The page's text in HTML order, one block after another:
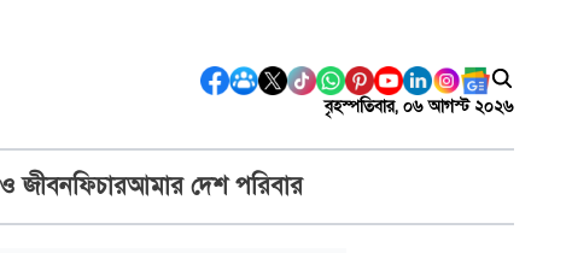
বৃহস্পতিবার, ০৬ আগস্ট ২০২৬
জীবনফিচারআমার দেশ পরিবার